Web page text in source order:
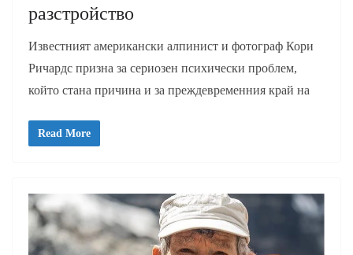
разстройство
Известният американски алпинист и фотограф Кори
Ричардс призна за сериозен психически проблем,
който стана причина и за преждевременния край на
Read More